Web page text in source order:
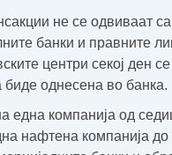
не се одвиваат
банки и правните
центри секој ден
биде однесена во банка.
една компанија од
нафтена компанија до